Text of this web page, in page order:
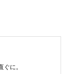
に。